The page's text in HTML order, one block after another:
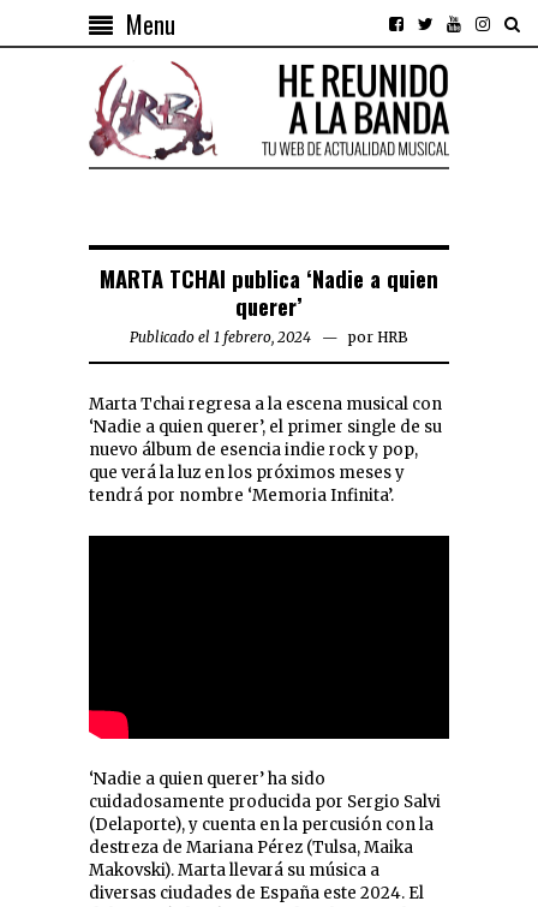
Menu
MARTA TCHAI publica ‘Nadie a quien
querer’
Publicado el 1 febrero, 2024 por HRB
Marta Tchai regresa a la escena musical con
‘Nadie a quien querer’, el primer single de su
nuevo álbum de esencia indie rock y pop,
que verá la luz en los próximos meses y
tendrá por nombre ‘Memoria Infinita’.
‘Nadie a quien querer’ ha sido
cuidadosamente producida por Sergio Salvi
(Delaporte), y cuenta en la percusión con la
destreza de Mariana Pérez (Tulsa, Maika
Makovski). Marta llevará su música a
diversas ciudades de España este 2024. El